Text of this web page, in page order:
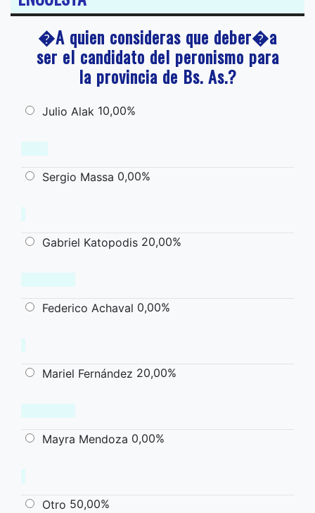
�A quien consideras que deber�a
ser el candidato del peronismo para
la provincia de Bs. As.?
Julio Alak 10,00%
Sergio Massa 0,00%
Gabriel Katopodis 20,00%
Federico Achaval 0,00%
Mariel Fernández 20,00%
Mayra Mendoza 0,00%
Otro 50,00%